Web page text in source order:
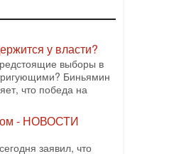
самой мощной
Передача прошла на
у власти?
выборы в
Биньямин
что победа на
- НОВОСТИ
заявил, что